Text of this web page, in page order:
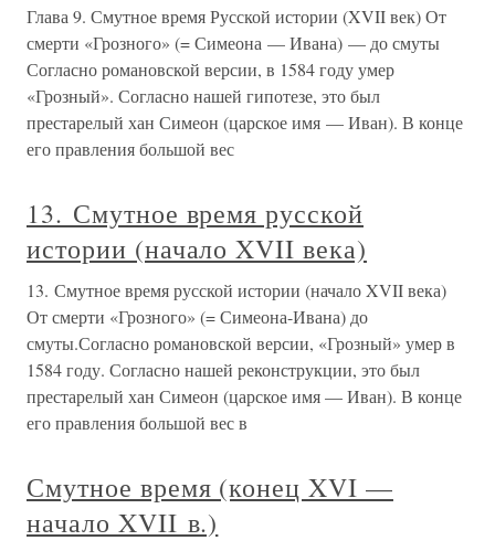
Глава 9. Смутное время Русской истории (XVII век) От
смерти «Грозного» (= Симеона — Ивана) — до смуты
Согласно романовской версии, в 1584 году умер
«Грозный». Согласно нашей гипотезе, это был
престарелый хан Симеон (царское имя — Иван). В конце
его правления большой вес
13. Смутное время русской
истории (начало XVII века)
13. Смутное время русской истории (начало XVII века)
От смерти «Грозного» (= Симеона-Ивана) до
смуты.Согласно романовской версии, «Грозный» умер в
1584 году. Согласно нашей реконструкции, это был
престарелый хан Симеон (царское имя — Иван). В конце
его правления большой вес в
Смутное время (конец XVI —
начало XVII в.)